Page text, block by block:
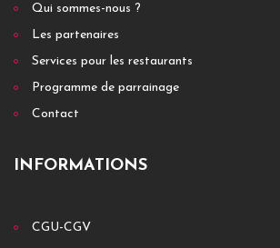
Qui sommes-nous ?
Les partenaires
Services pour les restaurants
Programme de parrainage
Contact
INFORMATIONS
CGU-CGV